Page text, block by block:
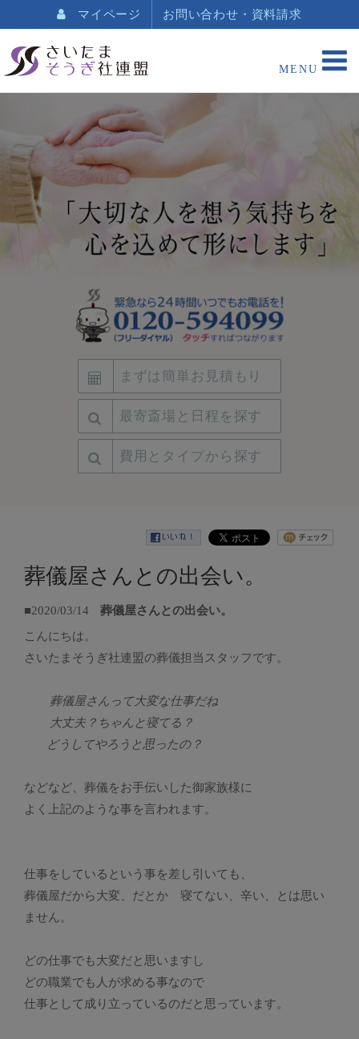
マイページ お問い合わせ・資料請求
まずは簡単お見積もり
最寄斎場と日程を探す
費用とタイプから探す
葬儀屋さんとの出会い。
■2020/03/14
葬儀屋さんとの出会い。
こんにちは。
さいたまそうぎ社連盟の葬儀担当スタッフです。
葬儀屋さんって大変な仕事だね
大丈夫？ちゃんと寝てる？
どうしてやろうと思ったの？
などなど、葬儀をお手伝いした御家族様に
よく上記のような事を言われます。
仕事をしているという事を差し引いても、
葬儀屋だから大変、だとか 寝てない、辛い、とは思い
ません。
どの仕事でも大変だと思いますし
どの職業でも人が求める事なので
仕事として成り立っているのだと思っています。